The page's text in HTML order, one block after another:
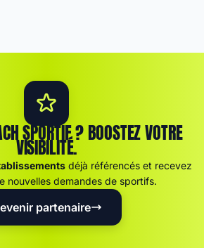
SPORTIF ? BOOSTEZ VOTRE
VISIBILITÉ.
déjà référencés et recevez
nouvelles demandes de sportifs.
partenaire